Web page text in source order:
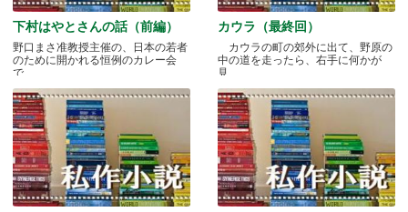
下村はやとさんの話（前編）
野口まさ准教授主催の、日本の若者
のために開かれる恒例のカレー会
で.....
カウラ（最終回）
カウラの町の郊外に出て、野原の
中の道を走ったら、右手に何かが
見.....